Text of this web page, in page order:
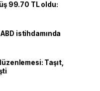
99.70 TL oldu:
istihdamında
Taşıt,